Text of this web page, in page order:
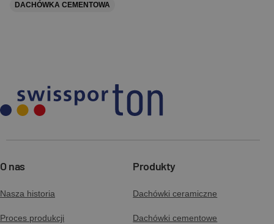
DACHÓWKA CEMENTOWA
O nas
Nasza historia
Proces produkcji
Produkty
Dachówki ceramiczne
Dachówki cementowe